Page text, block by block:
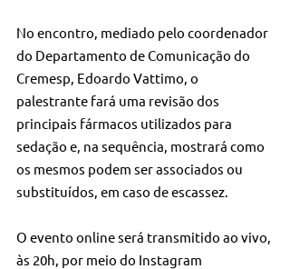
No encontro, mediado pelo coordenador
do Departamento de Comunicação do
Cremesp, Edoardo Vattimo, o
palestrante fará uma revisão dos
principais fármacos utilizados para
sedação e, na sequência, mostrará como
os mesmos podem ser associados ou
substituídos, em caso de escassez.
O evento online será transmitido ao vivo,
às 20h, por meio do Instagram